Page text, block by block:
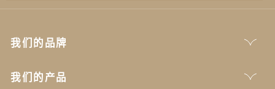
我们的品牌
我们的产品